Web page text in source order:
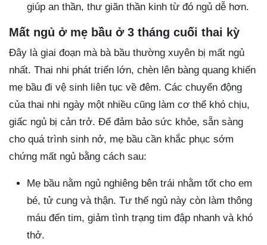
giúp an thần, thư giãn thần kinh từ đó ngủ dễ hơn.
Mất ngủ ở mẹ bầu ở 3 tháng cuối thai kỳ
Đây là giai đoạn mà bà bầu thường xuyên bị mất ngủ
nhất. Thai nhi phát triển lớn, chèn lên bàng quang khiến
mẹ bầu đi vệ sinh liên tục về đêm. Các chuyển động
của thai nhi ngày một nhiều cũng làm cơ thể khó chịu,
giấc ngủ bị cản trở. Để đảm bảo sức khỏe, sẵn sàng
cho quá trình sinh nở, mẹ bầu cần khắc phục sớm
chứng mất ngủ bằng cách sau:
Mẹ bầu nằm ngủ nghiêng bên trái nhằm tốt cho em
bé, tử cung và thận. Tư thế ngủ này còn làm thông
máu đến tim, giảm tình trạng tim đập nhanh và khó
thở.